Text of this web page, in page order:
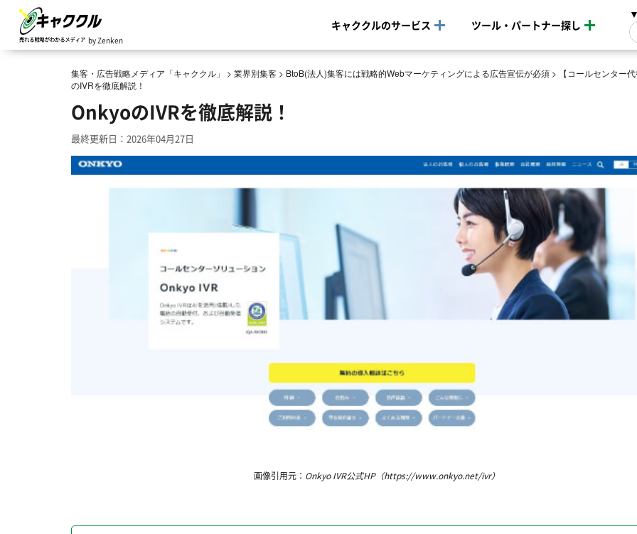
by Zenken
キャククルのサービス ツール・パートナー探し
集客・広告戦略メディア「キャククル」 > 業界別集客 > BtoB(法人)集客には戦略的Webマーケティングによる広告宣伝が必須 > 【コールセンター
のIVRを徹底解説！
OnkyoのIVRを徹底解説！
最終更新日：2026年04月27日
画像引用元： Onkyo IVR公式HP（https://www.onkyo.net/ivr）